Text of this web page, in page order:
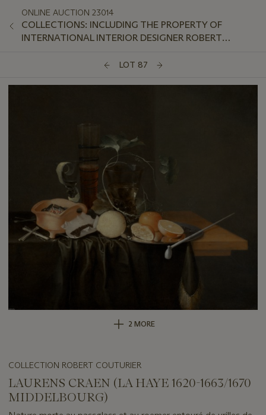
ONLINE AUCTION 23014
COLLECTIONS: INCLUDING THE PROPERTY OF
INTERNATIONAL INTERIOR DESIGNER ROBERT
LOT 87
2 MORE
COLLECTION ROBERT COUTURIER
LAURENS CRAEN (LA HAYE 1620-1663/1670
MIDDELBOURG)